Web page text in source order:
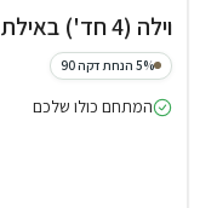
וילה (4 חד') באילת
5% הנחת דקה 90
המתחם כולו שלכם